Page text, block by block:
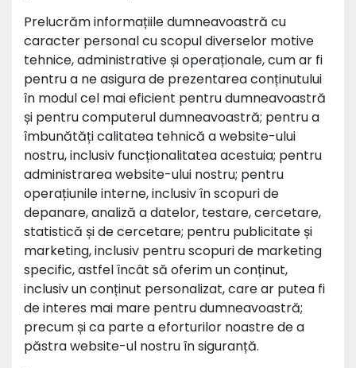
Prelucrăm informațiile dumneavoastră cu
caracter personal cu scopul diverselor motive
tehnice, administrative și operaționale, cum ar fi
pentru a ne asigura de prezentarea conținutului
în modul cel mai eficient pentru dumneavoastră
și pentru computerul dumneavoastră; pentru a
îmbunătăți calitatea tehnică a website-ului
nostru, inclusiv funcționalitatea acestuia; pentru
administrarea website-ului nostru; pentru
operațiunile interne, inclusiv în scopuri de
depanare, analiză a datelor, testare, cercetare,
statistică și de cercetare; pentru publicitate și
marketing, inclusiv pentru scopuri de marketing
specific, astfel încât să oferim un conținut,
inclusiv un conținut personalizat, care ar putea fi
de interes mai mare pentru dumneavoastră;
precum și ca parte a eforturilor noastre de a
păstra website-ul nostru în siguranță.